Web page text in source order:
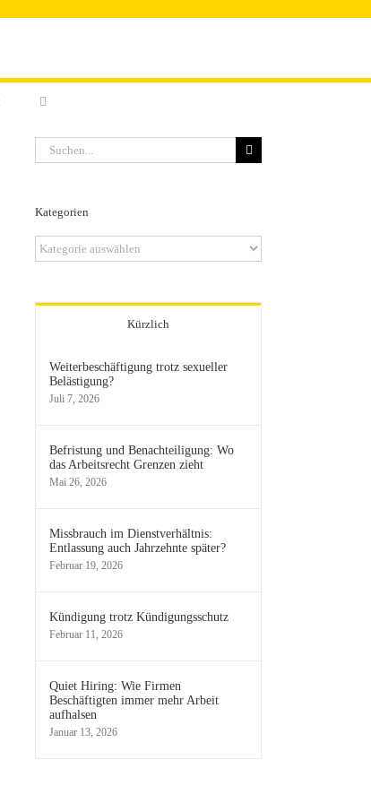
Suche
nach:
Kategorien
Kategorien
Kürzlich
Weiterbeschäftigung trotz sexueller
Belästigung?
Juli 7, 2026
Befristung und Benachteiligung: Wo
das Arbeitsrecht Grenzen zieht
Mai 26, 2026
Missbrauch im Dienstverhältnis:
Entlassung auch Jahrzehnte später?
Februar 19, 2026
Kündigung trotz Kündigungsschutz
Februar 11, 2026
Quiet Hiring: Wie Firmen
Beschäftigten immer mehr Arbeit
aufhalsen
Januar 13, 2026